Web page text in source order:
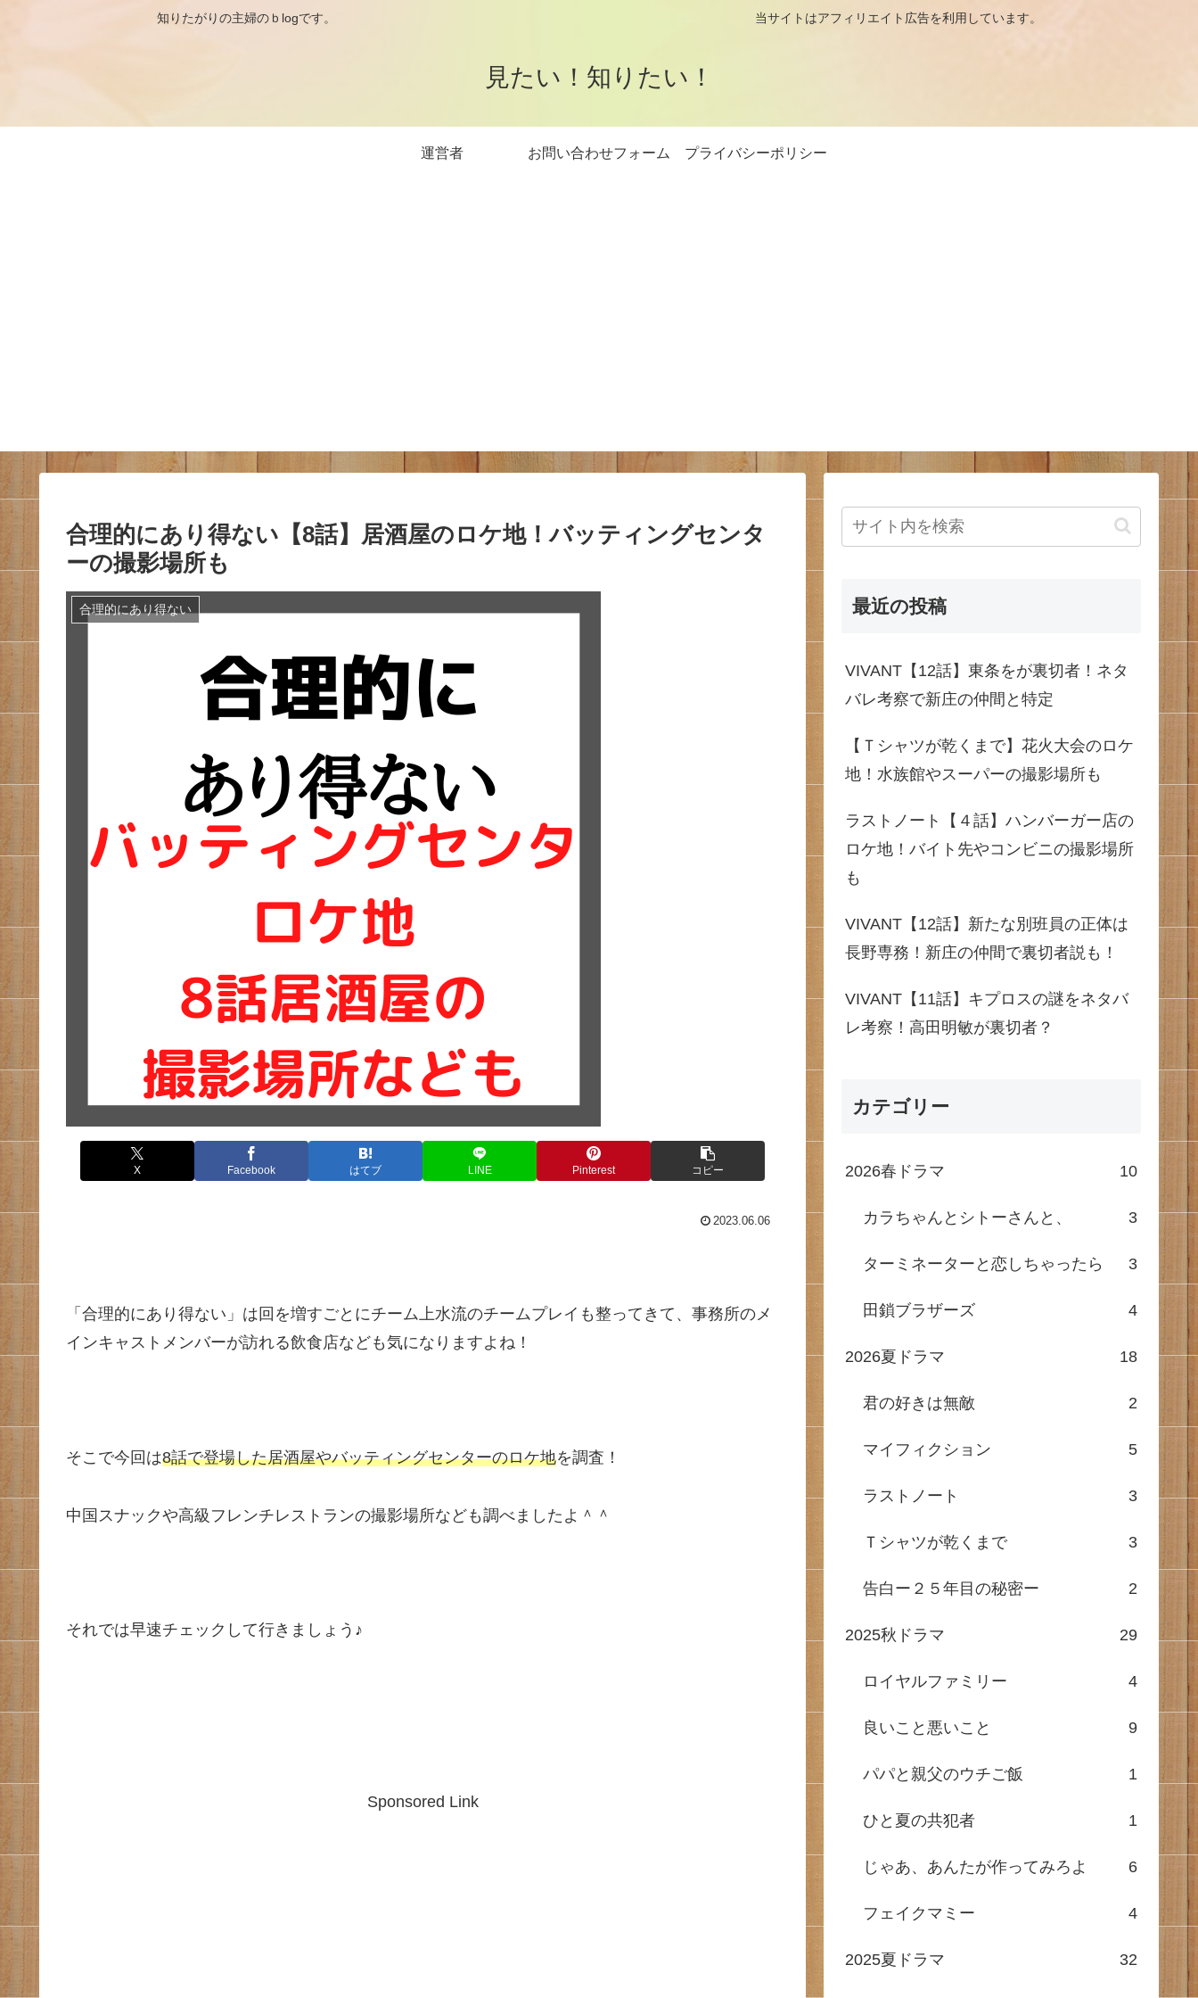
知りたがりの主婦のｂlogです。 当サイトはアフィリエイト広告を利用しています。
見たい！知りたい！
運営者 お問い合わせフォーム プライバシーポリシー
合理的にあり得ない【8話】居酒屋のロケ地！バッティングセンタ
ーの撮影場所も
合理的にあり得ない
X Facebook はてブ LINE Pinterest コピー
2023.06.06
「合理的にあり得ない」は回を増すごとにチーム上水流のチームプレイも整ってきて、事務所のメ
インキャストメンバーが訪れる飲食店なども気になりますよね！
そこで今回は8話で登場した居酒屋やバッティングセンターのロケ地を調査！
中国スナックや高級フレンチレストランの撮影場所なども調べましたよ＾＾
それでは早速チェックして行きましょう♪
Sponsored Link
最近の投稿
VIVANT【12話】東条をが裏切者！ネタ
バレ考察で新庄の仲間と特定
【Ｔシャツが乾くまで】花火大会のロケ
地！水族館やスーパーの撮影場所も
ラストノート【４話】ハンバーガー店の
ロケ地！バイト先やコンビニの撮影場所
も
VIVANT【12話】新たな別班員の正体は
長野専務！新庄の仲間で裏切者説も！
VIVANT【11話】キプロスの謎をネタバ
レ考察！高田明敏が裏切者？
カテゴリー
2026春ドラマ 10
カラちゃんとシトーさんと、 3
ターミネーターと恋しちゃったら 3
田鎖ブラザーズ 4
2026夏ドラマ 18
君の好きは無敵 2
マイフィクション 5
ラストノート 3
Ｔシャツが乾くまで 3
告白ー２５年目の秘密ー 2
2025秋ドラマ 29
ロイヤルファミリー 4
良いこと悪いこと 9
パパと親父のウチご飯 1
ひと夏の共犯者 1
じゃあ、あんたが作ってみろよ 6
フェイクマミー 4
2025夏ドラマ 32